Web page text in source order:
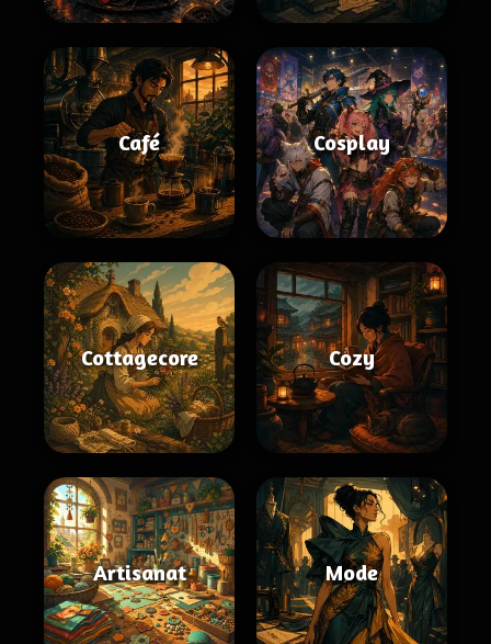
Café Cosplay
Cottagecore Cozy
Artisanat Mode